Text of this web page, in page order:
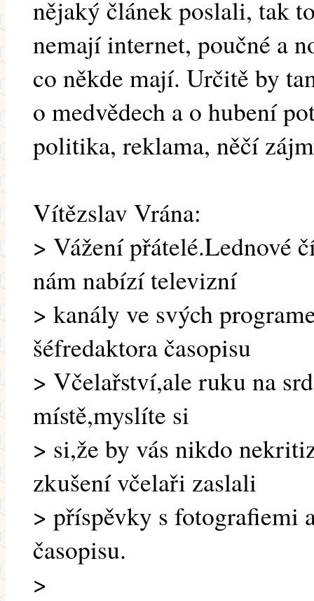
nějaký článek poslali, tak
nemají internet, poučné a
co někde mají. Určitě by
o medvědech a o hubení
politika, reklama, něčí
Vítězslav Vrána:
> Vážení přátelé.Lednové
nám nabízí televizní
> kanály ve svých
šéfredaktora časopisu
> Včelařství,ale ruku na
místě,myslíte si
> si,že by vás nikdo
zkušení včelaři zaslali
> příspěvky s fotografiemi
časopisu.
>